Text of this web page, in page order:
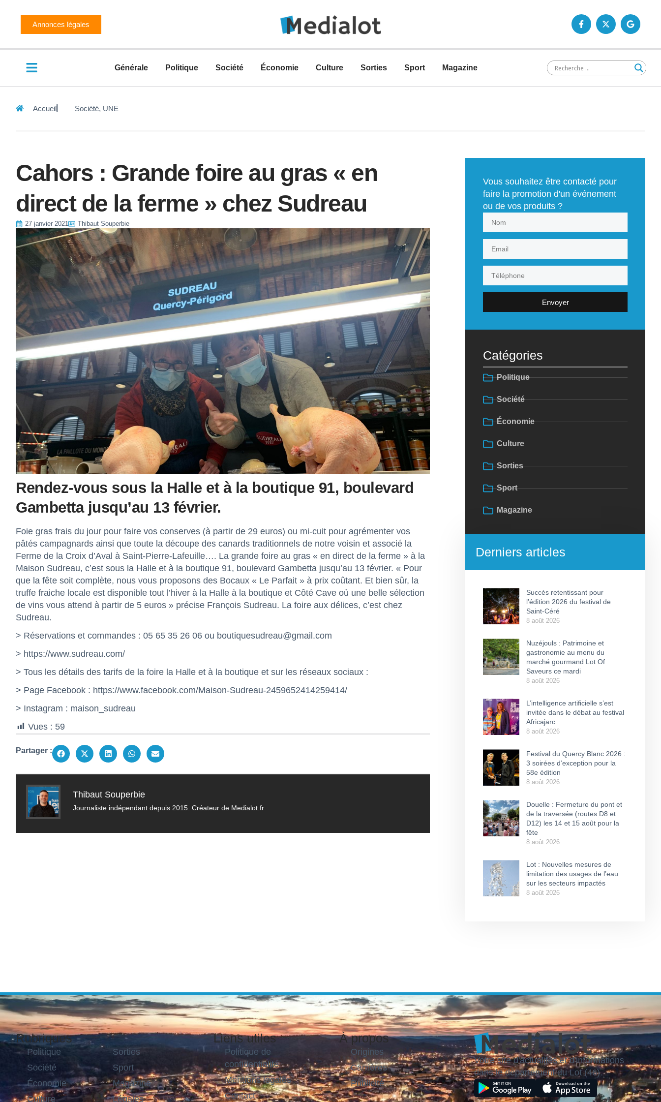
Annonces légales
Générale Politique Société Économie Culture Sorties Sport Magazine
Accueil Société, UNE
Cahors : Grande foire au gras « en
direct de la ferme » chez Sudreau
27 janvier 2021 Thibaut Souperbie
Rendez-vous sous la Halle et à la boutique 91, boulevard
Gambetta jusqu’au 13 février.
Foie gras frais du jour pour faire vos conserves (à partir de 29 euros) ou mi-cuit pour agrémenter vos
pâtés campagnards ainsi que toute la découpe des canards traditionnels de notre voisin et associé la
Ferme de la Croix d’Aval à Saint-Pierre-Lafeuille…. La grande foire au gras « en direct de la ferme » à la
Maison Sudreau, c’est sous la Halle et à la boutique 91, boulevard Gambetta jusqu’au 13 février. « Pour
que la fête soit complète, nous vous proposons des Bocaux « Le Parfait » à prix coûtant. Et bien sûr, la
truffe fraiche locale est disponible tout l’hiver à la Halle à la boutique et Côté Cave où une belle sélection
de vins vous attend à partir de 5 euros » précise François Sudreau. La foire aux délices, c’est chez
Sudreau.
> Réservations et commandes : 05 65 35 26 06 ou boutiquesudreau@gmail.com
> https://www.sudreau.com/
> Tous les détails des tarifs de la foire la Halle et à la boutique et sur les réseaux sociaux :
> Page Facebook : https://www.facebook.com/Maison-Sudreau-2459652414259414/
> Instagram : maison_sudreau
Vues : 59
Partager :
Thibaut Souperbie
Journaliste indépendant depuis 2015. Créateur de Medialot.fr
Vous souhaitez être contacté pour
faire la promotion d'un événement
ou de vos produits ?
Envoyer
Catégories
Politique
Société
Économie
Culture
Sorties
Sport
Magazine
Derniers articles
Succès retentissant pour
l’édition 2026 du festival de
Saint-Céré
8 août 2026
Nuzéjouls : Patrimoine et
gastronomie au menu du
marché gourmand Lot Of
Saveurs ce mardi
8 août 2026
L’intelligence artificielle s’est
invitée dans le débat au festival
Africajarc
8 août 2026
Festival du Quercy Blanc 2026 :
3 soirées d’exception pour la
58e édition
8 août 2026
Douelle : Fermeture du pont et
de la traversée (routes D8 et
D12) les 14 et 15 août pour la
fête
8 août 2026
Lot : Nouvelles mesures de
limitation des usages de l’eau
sur les secteurs impactés
8 août 2026
Rubriques
Politique
Société
Économie
Culture
Sorties
Sport
Magazine
Légales
Liens utiles
Politique de
confidentialité
Mentions légales
Contact
À propos
Origines
Carrières
Publicité
Votre site d'actualités et d'informations
dans le département du Lot (46).